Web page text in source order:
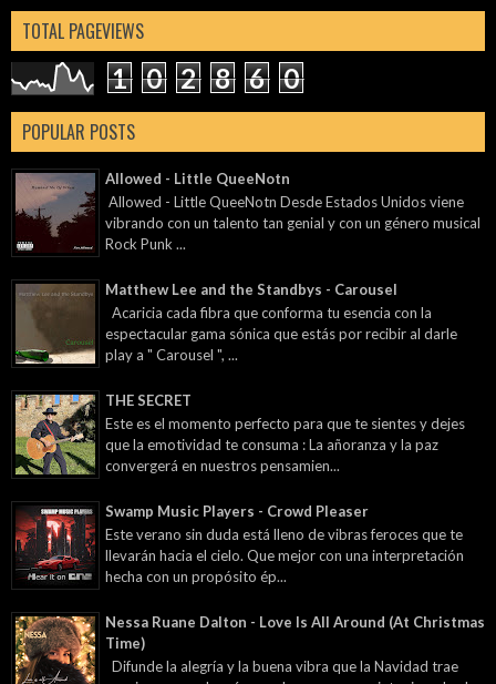
TOTAL PAGEVIEWS
1 0 2 8 6 0
POPULAR POSTS
Allowed - Little QueeNotn
Allowed - Little QueeNotn Desde Estados Unidos viene
vibrando con un talento tan genial y con un género musical
Rock Punk ...
Matthew Lee and the Standbys - Carousel
Acaricia cada fibra que conforma tu esencia con la
espectacular gama sónica que estás por recibir al darle
play a " Carousel ", ...
THE SECRET
Este es el momento perfecto para que te sientes y dejes
que la emotividad te consuma : La añoranza y la paz
convergerá en nuestros pensamien...
Swamp Music Players - Crowd Pleaser
Este verano sin duda está lleno de vibras feroces que te
llevarán hacia el cielo. Que mejor con una interpretación
hecha con un propósito ép...
Nessa Ruane Dalton - Love Is All Around (At Christmas
Time)
Difunde la alegría y la buena vibra que la Navidad trae